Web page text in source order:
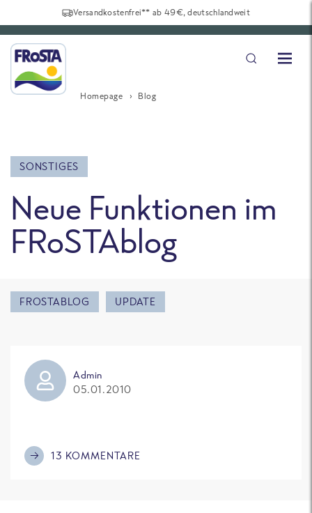
Versandkostenfrei** ab 49€, deutschlandweit
Homepage Blog
SONSTIGES
Neue Funktionen im
Frostablog
FROSTABLOG UPDATE
Admin
05.01.2010
13 KOMMENTARE